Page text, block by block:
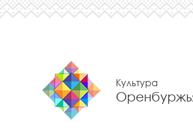
Культура